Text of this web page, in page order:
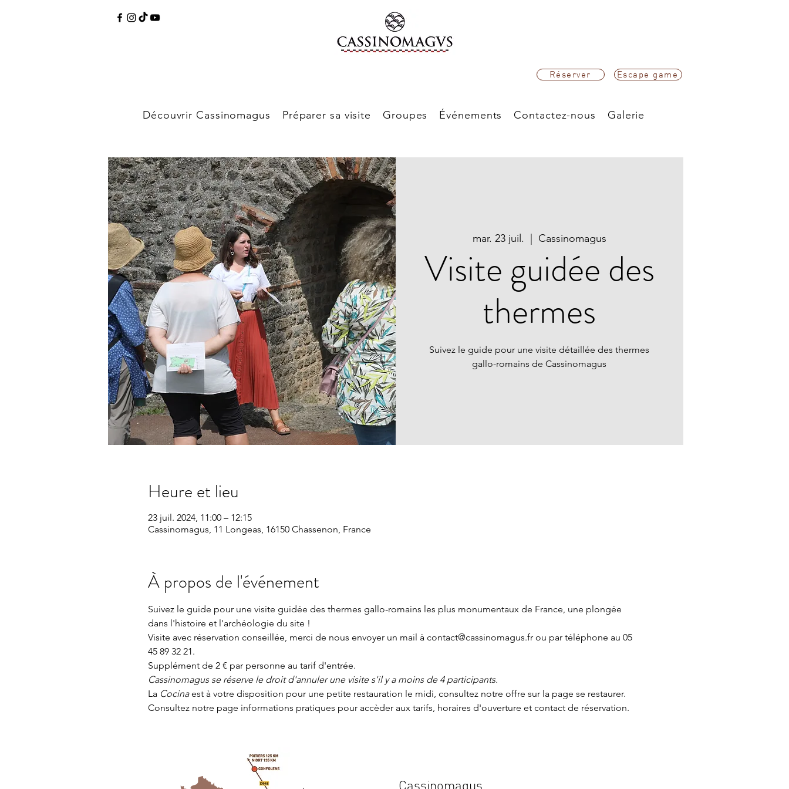
Réserver Escape game
Découvrir Cassinomagus Préparer sa visite Groupes Événements Contactez-nous Galerie
mar. 23 juil.
  |
Cassinomagus
Visite guidée des
thermes
Suivez le guide pour une visite détaillée des thermes
gallo-romains de Cassinomagus
Heure et lieu
23 juil. 2024, 11:00 – 12:15
Cassinomagus, 11 Longeas, 16150 Chassenon, France
À propos de l'événement
Suivez le guide pour une visite guidée des thermes gallo-romains les plus monumentaux de France, une plongée
dans l'histoire et l'archéologie du site !
Visite avec réservation conseillée, merci de nous envoyer un mail à contact@cassinomagus.fr ou par téléphone au 05
45 89 32 21.
Supplément de 2 € par personne au tarif d'entrée.
Cassinomagus se réserve le droit d'annuler une visite s'il y a moins de 4 participants.
La Cocina est à votre disposition pour une petite restauration le midi, consultez notre offre sur la page se restaurer.
Consultez notre page informations pratiques pour accèder aux tarifs, horaires d'ouverture et contact de réservation.
Cassinomagus